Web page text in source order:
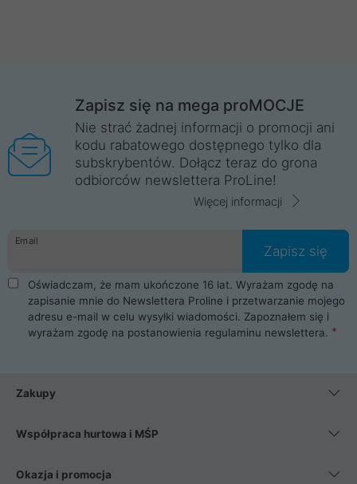
Zapisz się na mega proMOCJE
Nie strać żadnej informacji o promocji ani
kodu rabatowego dostępnego tylko dla
subskrybentów. Dołącz teraz do grona
odbiorców newslettera ProLine!
Więcej informacji
Email
Zapisz się
Oświadczam, że mam ukończone 16 lat. Wyrażam zgodę na
zapisanie mnie do Newslettera Proline i przetwarzanie mojego
adresu e-mail w celu wysyłki wiadomości. Zapoznałem się i
wyrażam zgodę na postanowienia regulaminu newslettera.
Zakupy
Współpraca hurtowa i MŚP
Okazja i promocja